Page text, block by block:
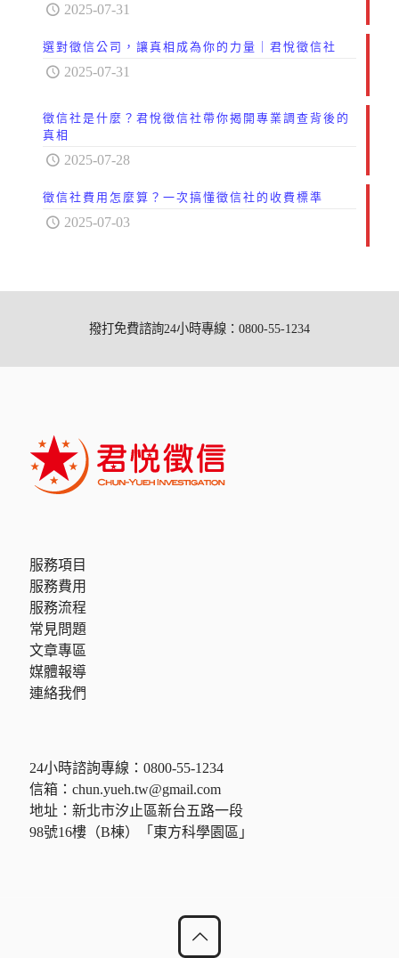
2025-07-31
選對徵信公司，讓真相成為你的力量｜君悅徵信社
2025-07-31
徵信社是什麼？君悅徵信社帶你揭開專業調查背後的
真相
2025-07-28
徵信社費用怎麼算？一次搞懂徵信社的收費標準
2025-07-03
撥打免費諮詢24小時專線：0800-55-1234
服務項目
服務費用
服務流程
常見問題
文章專區
媒體報導
連絡我們
24小時諮詢專線： 0800-55-1234
信箱： chun.yueh.tw@gmail.com
地址：新北市汐止區新台五路一段
98號16樓（B棟）「東方科學園區」